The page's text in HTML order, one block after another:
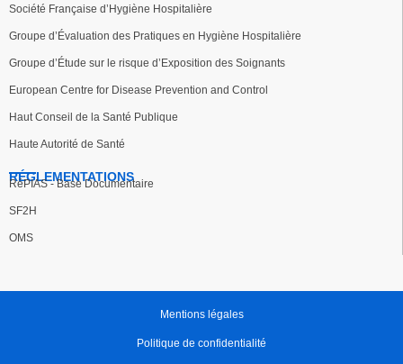
Société Française d’Hygiène Hospitalière
Groupe d’Évaluation des Pratiques en Hygiène Hospitalière
Groupe d’Étude sur le risque d’Exposition des Soignants
European Centre for Disease Prevention and Control
Haut Conseil de la Santé Publique
Haute Autorité de Santé
RÉGLEMENTATIONS
RéPIAS - Base Documentaire
SF2H
OMS
Mentions légales
Politique de confidentialité